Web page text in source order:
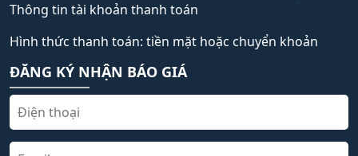
Thông tin tài khoản thanh toán
Hình thức thanh toán: tiền mặt hoặc chuyển khoản
ĐĂNG KÝ NHẬN BÁO GIÁ